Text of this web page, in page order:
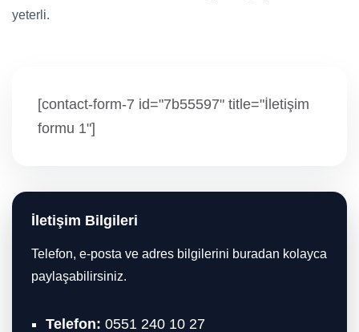
yeterli.
[contact-form-7 id="7b55597" title="İletişim
formu 1"]
İletişim Bilgileri
Telefon, e-posta ve adres bilgilerini buradan kolayca
paylaşabilirsiniz.
Telefon: 0551 240 10 27